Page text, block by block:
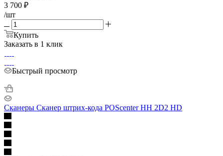
3 700 ₽
/шт
Купить
Заказать в 1 клик
Быстрый просмотр
Сканеры Сканер штрих-кода POScenter HH 2D2 HD